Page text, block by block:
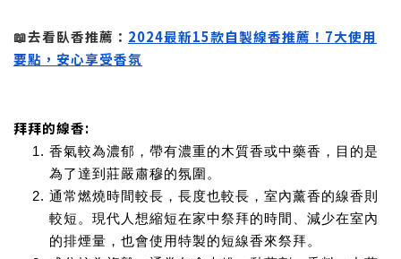
📖去看臥香推薦： 2024最新15款自製線香推薦！7大使用
要點，安心享受香氛
拜拜的線香:
香氣較為濃郁，帶有濃重的木質香或中藥香，目的是
為了達到莊嚴肅穆的氛圍。
通常燃燒時間較長，長度也較長，室內薰香的線香則
較短。現代人想縮短在家中祭拜的時間、減少在室內
的排煙量，也會使用特製的短線香來祭拜。